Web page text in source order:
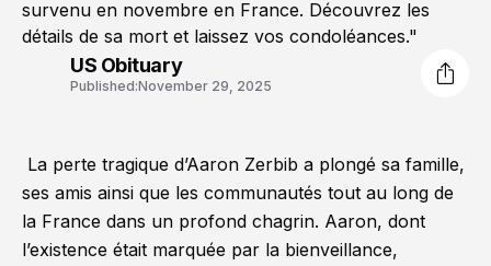
survenu en novembre en France. Découvrez les
détails de sa mort et laissez vos condoléances."
US Obituary
Published:November 29, 2025
La perte tragique d’Aaron Zerbib a plongé sa famille,
ses amis ainsi que les communautés tout au long de
la France dans un profond chagrin. Aaron, dont
l’existence était marquée par la bienveillance,